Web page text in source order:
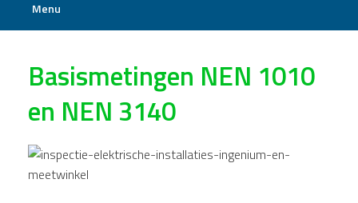
Menu
Basismetingen NEN 1010
en NEN 3140